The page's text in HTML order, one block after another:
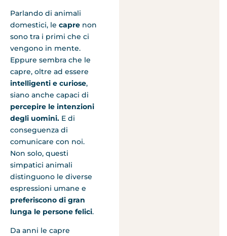
Parlando di animali
domestici, le capre non
sono tra i primi che ci
vengono in mente.
Eppure sembra che le
capre, oltre ad essere
intelligenti e curiose,
siano anche capaci di
percepire le intenzioni
degli uomini. E di
conseguenza di
comunicare con noi.
Non solo, questi
simpatici animali
distinguono le diverse
espressioni umane e
preferiscono di gran
lunga le persone felici.
Da anni le capre